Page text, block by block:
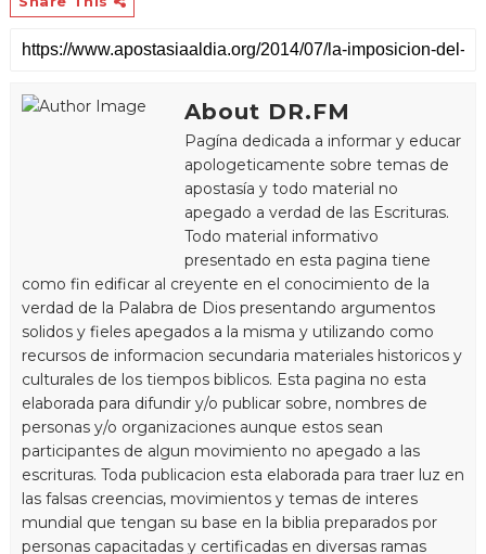
About DR.FM
Pagína dedicada a informar y educar
apologeticamente sobre temas de
apostasía y todo material no
apegado a verdad de las Escrituras.
Todo material informativo
presentado en esta pagina tiene
como fin edificar al creyente en el conocimiento de la
verdad de la Palabra de Dios presentando argumentos
solidos y fieles apegados a la misma y utilizando como
recursos de informacion secundaria materiales historicos y
culturales de los tiempos biblicos. Esta pagina no esta
elaborada para difundir y/o publicar sobre, nombres de
personas y/o organizaciones aunque estos sean
participantes de algun movimiento no apegado a las
escrituras. Toda publicacion esta elaborada para traer luz en
las falsas creencias, movimientos y temas de interes
mundial que tengan su base en la biblia preparados por
personas capacitadas y certificadas en diversas ramas